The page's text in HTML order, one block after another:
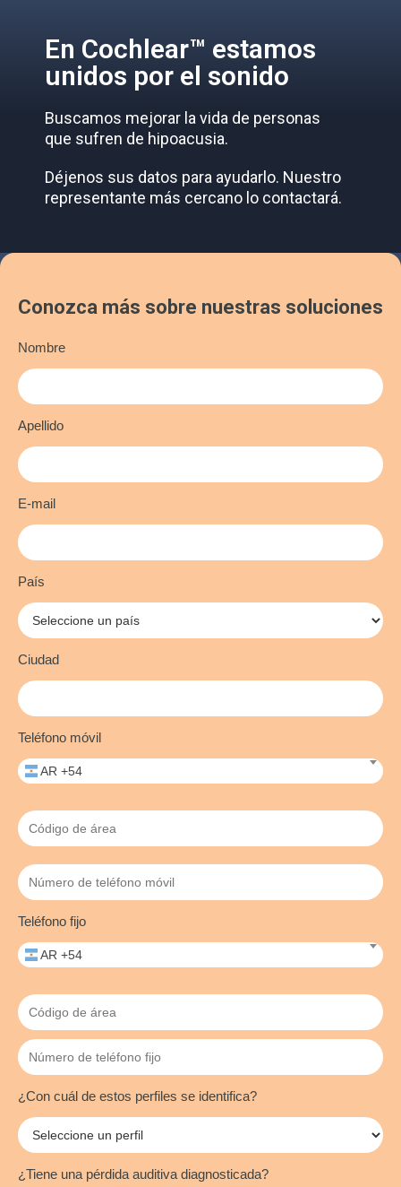
En Cochlear™ estamos
unidos por el sonido
Buscamos mejorar la vida de personas
que sufren de hipoacusia.
Déjenos sus datos para ayudarlo. Nuestro
representante más cercano lo contactará.
Conozca más sobre nuestras soluciones
Nombre
Apellido
E-mail
País
Ciudad
Teléfono móvil
AR +54
Teléfono fijo
AR +54
¿Con cuál de estos perfiles se identifica?
¿Tiene una pérdida auditiva diagnosticada?